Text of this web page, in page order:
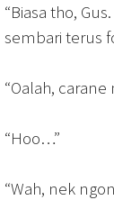
“Biasa tho,
sembari terus
“Oalah,
“Hoo…”
“Wah, nek